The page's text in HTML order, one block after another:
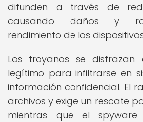
difunden a través de
causando daños y
rendimiento de los
Los troyanos se disfrazan
legítimo para infiltrarse en
información confidencial. El
archivos y exige un rescate
mientras que el spyware